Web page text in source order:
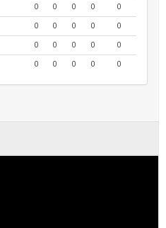
0 0 0 0
0
0 0 0 0
0
0 0 0 0
0
0 0 0 0 0